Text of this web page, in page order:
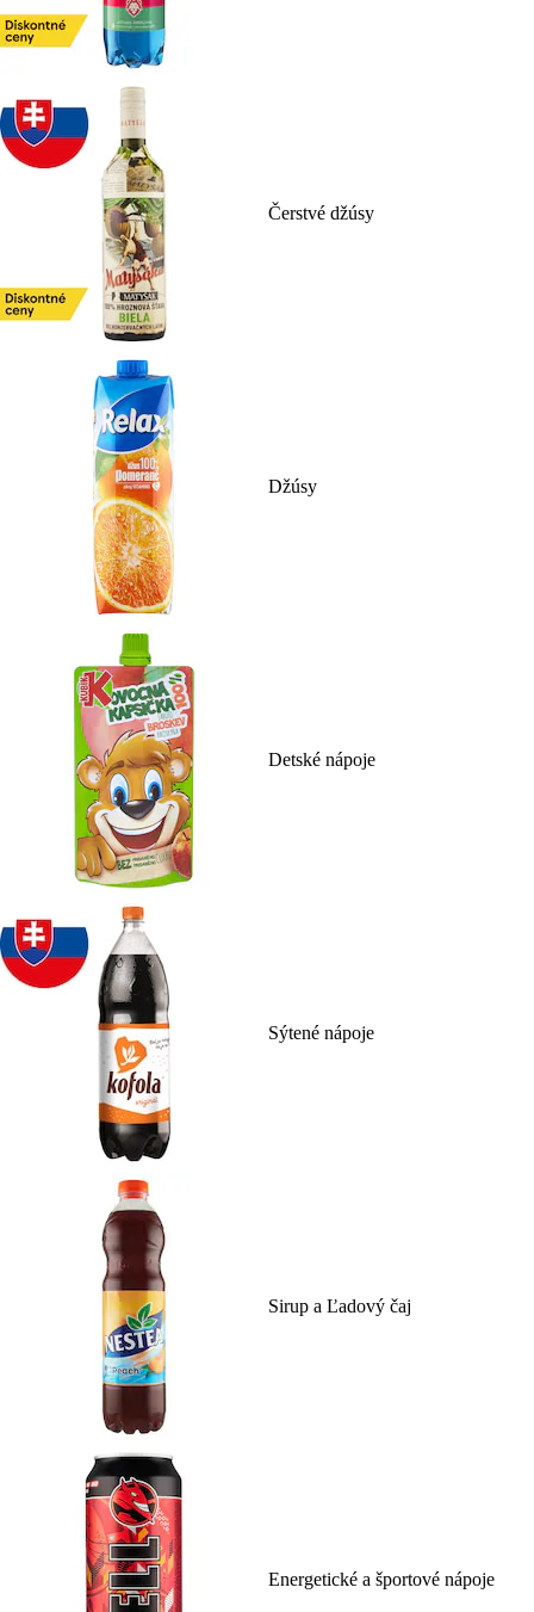
Čerstvé džúsy
Džúsy
Detské nápoje
Sýtené nápoje
Sirup a Ľadový čaj
Energetické a športové nápoje